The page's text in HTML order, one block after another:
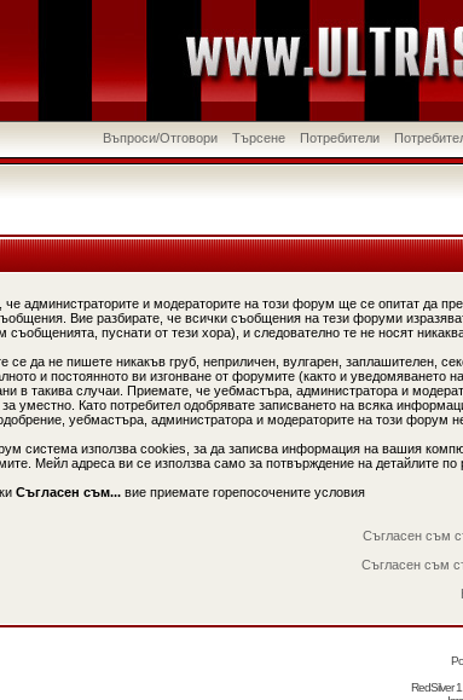
Въпроси/Отговори Търсене Потребители
че администраторите и модераторите на този форум ще се опитат да
Вие разбирате, че всички съобщения на тези форуми
съобщенията, пуснати от тези хора), и следователно те не носят никаква
се да не пишете никакъв груб, неприличен, вулгарен, заплашителен,
и постоянното ви изгонване от форумите (както и уведомяването
в такива случаи. Приемате, че уебмастъра, администратора и
уместно. Като потребител одобрявате записването на всяка
уебмастъра, администратора и модераторите на този форум
система използва cookies, за да записва информация на вашия
Мейл адреса ви се използва само за потвърждение на детайлите по
Съгласен съм...вие приемате горепосочените условия
Съгласен съм
Съгласен съм
RedSilver